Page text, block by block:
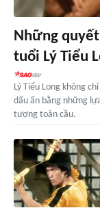
Những
tuổi Lý Tiểu
Lý Tiểu Long không
dấu ấn bằng những
tượng toàn cầu.